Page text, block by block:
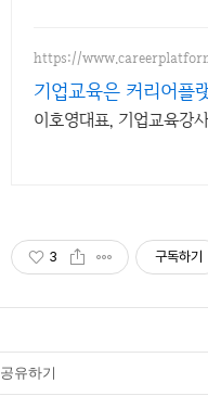
https://
기업교육은 커리어플
이호영대표, 기업교육강
3 구독하기
공유하기